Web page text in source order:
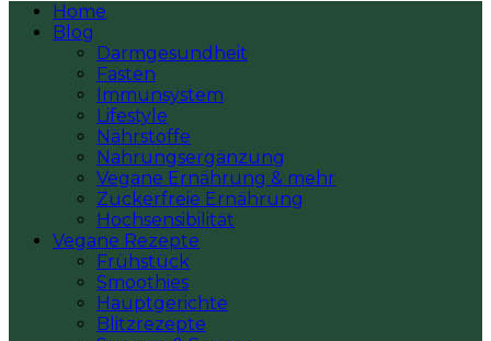
Home
Blog
Darmgesundheit
Fasten
Immunsystem
Lifestyle
Nährstoffe
Nahrungsergänzung
Vegane Ernährung & mehr
Zuckerfreie Ernährung
Hochsensibilität
Vegane Rezepte
Frühstück
Smoothies
Hauptgerichte
Blitzrezepte